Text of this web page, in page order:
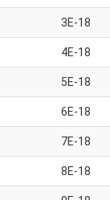
3E-18
4E-18
5E-18
6E-18
7E-18
8E-18